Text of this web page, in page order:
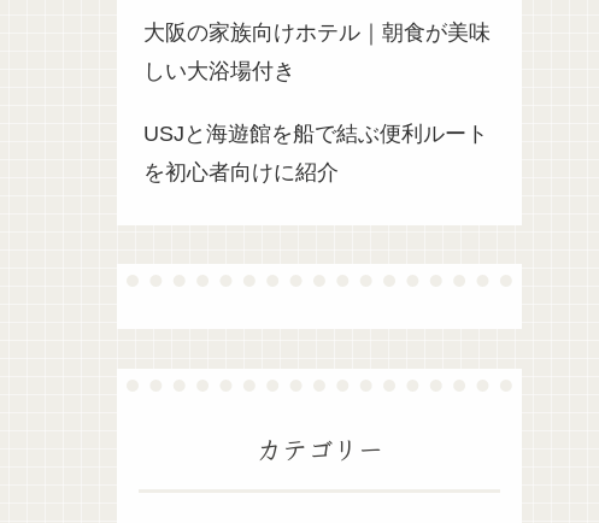
大阪の家族向けホテル｜朝食が美味
しい大浴場付き
USJと海遊館を船で結ぶ便利ルート
を初心者向けに紹介
カテゴリー